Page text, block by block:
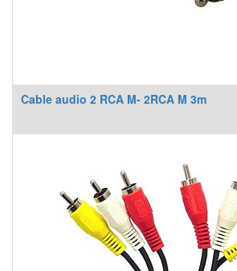
Cable audio 2 RCA M- 2RCA M 3m